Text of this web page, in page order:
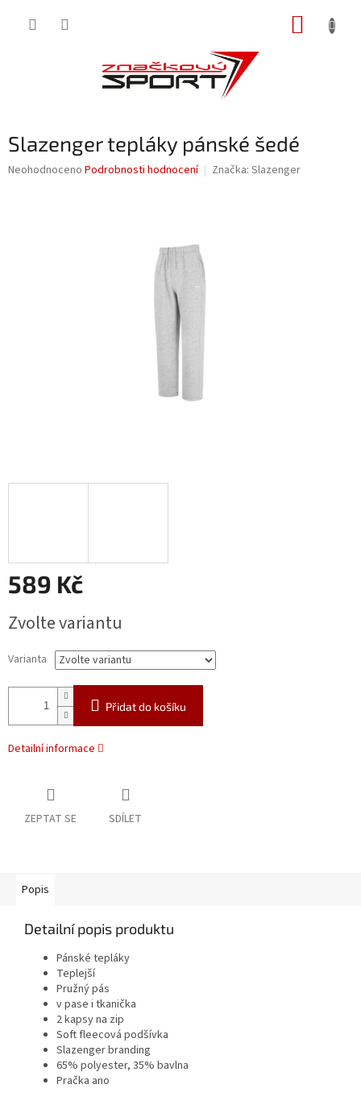
Slazenger tepláky pánské šedé
Průměrné
Neohodnoceno Podrobnosti hodnocení Značka: Slazenger
589 Kč
cena:
Zvolte variantu
Varianta
Přidat do košíku
Detailní informace
ZEPTAT SE SDÍLET
Popis
Detailní popis produktu
Pánské tepláky
Teplejší
Pružný pás
v pase i tkanička
2 kapsy na zip
Soft fleecová podšívka
Slazenger branding
65% polyester, 35% bavlna
Pračka ano